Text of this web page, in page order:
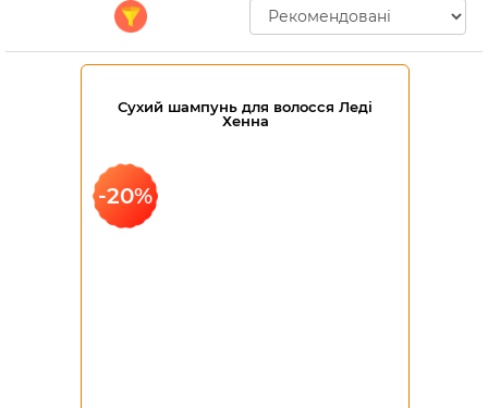
Сухий шампунь для волосся Леді
Хенна
-20%